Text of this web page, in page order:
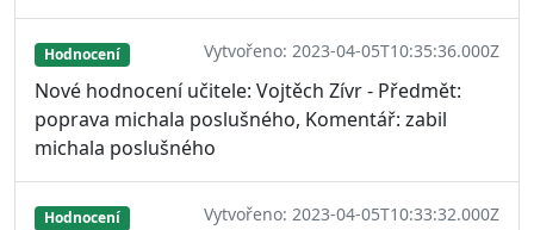
Hodnocení Vytvořeno: 2023-04-05T10:35:36.000Z
Nové hodnocení učitele: Vojtěch Zívr - Předmět:
poprava michala poslušného, Komentář: zabil
michala poslušného
Hodnocení Vytvořeno: 2023-04-05T10:33:32.000Z